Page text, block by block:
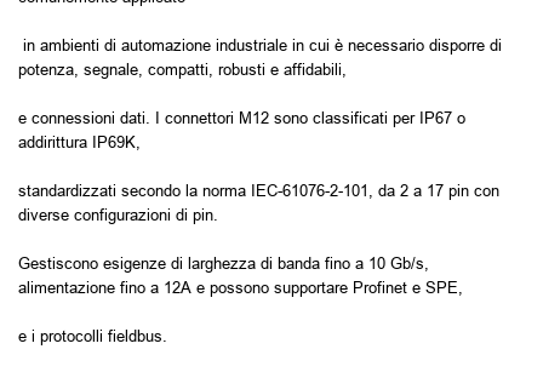
in ambienti di automazione industriale in cui è necessario disporre di
potenza, segnale, compatti, robusti e affidabili,
e connessioni dati. I connettori M12 sono classificati per IP67 o
addirittura IP69K,
standardizzati secondo la norma IEC-61076-2-101, da 2 a 17 pin con
diverse configurazioni di pin.
Gestiscono esigenze di larghezza di banda fino a 10 Gb/s,
alimentazione fino a 12A e possono supportare Profinet e SPE,
e i protocolli fieldbus.